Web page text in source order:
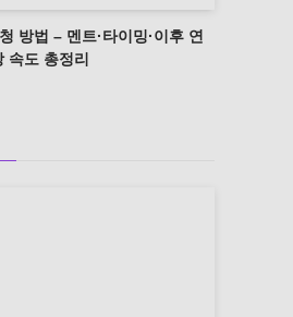
방법 – 멘트·타이밍·이후 연
속도 총정리